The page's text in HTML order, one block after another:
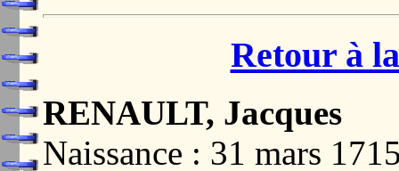
Retour à
RENAULT, Jacques
Naissance : 31 mars